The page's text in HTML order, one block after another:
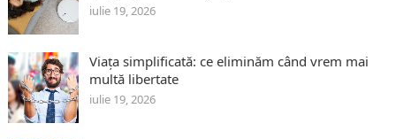
iulie 19, 2026
Viața simplificată: ce eliminăm când vrem mai
multă libertate
iulie 19, 2026